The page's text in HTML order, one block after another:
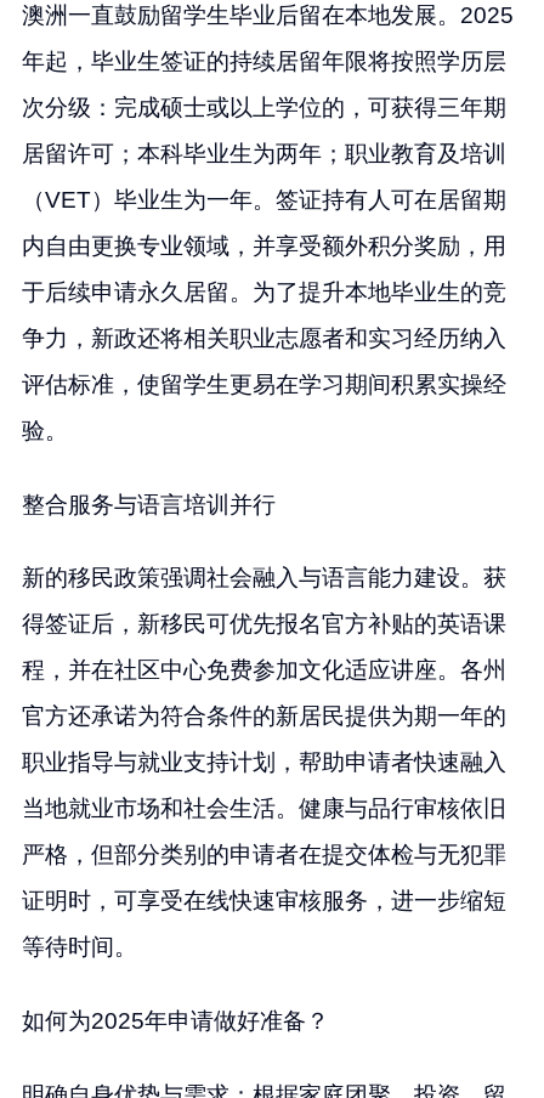
澳洲一直鼓励留学生毕业后留在本地发展。2025
年起，毕业生签证的持续居留年限将按照学历层
次分级：完成硕士或以上学位的，可获得三年期
居留许可；本科毕业生为两年；职业教育及培训
（VET）毕业生为一年。签证持有人可在居留期
内自由更换专业领域，并享受额外积分奖励，用
于后续申请永久居留。为了提升本地毕业生的竞
争力，新政还将相关职业志愿者和实习经历纳入
评估标准，使留学生更易在学习期间积累实操经
验。
整合服务与语言培训并行
新的移民政策强调社会融入与语言能力建设。获
得签证后，新移民可优先报名官方补贴的英语课
程，并在社区中心免费参加文化适应讲座。各州
官方还承诺为符合条件的新居民提供为期一年的
职业指导与就业支持计划，帮助申请者快速融入
当地就业市场和社会生活。健康与品行审核依旧
严格，但部分类别的申请者在提交体检与无犯罪
证明时，可享受在线快速审核服务，进一步缩短
等待时间。
如何为2025年申请做好准备？